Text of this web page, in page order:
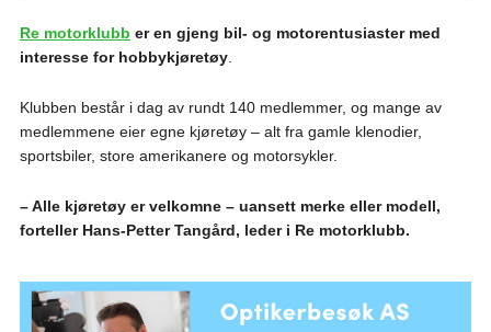
Re motorklubb er en gjeng bil- og motorentusiaster med
interesse for hobbykjøretøy.
Klubben består i dag av rundt 140 medlemmer, og mange av
medlemmene eier egne kjøretøy – alt fra gamle klenodier,
sportsbiler, store amerikanere og motorsykler.
– Alle kjøretøy er velkomne – uansett merke eller modell,
forteller Hans-Petter Tangård, leder i Re motorklubb.